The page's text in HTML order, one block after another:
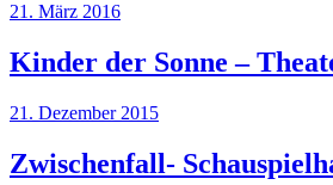
21. März 2016
Kinder der Sonne –
21. Dezember 2015
Zwischenfall-